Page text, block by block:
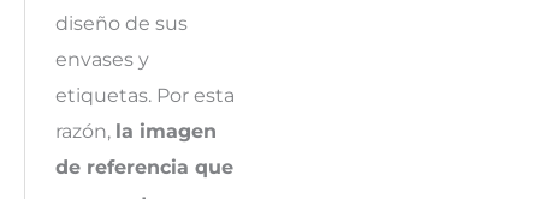
diseño de sus
envases y
etiquetas. Por esta
razón, la imagen
de referencia que